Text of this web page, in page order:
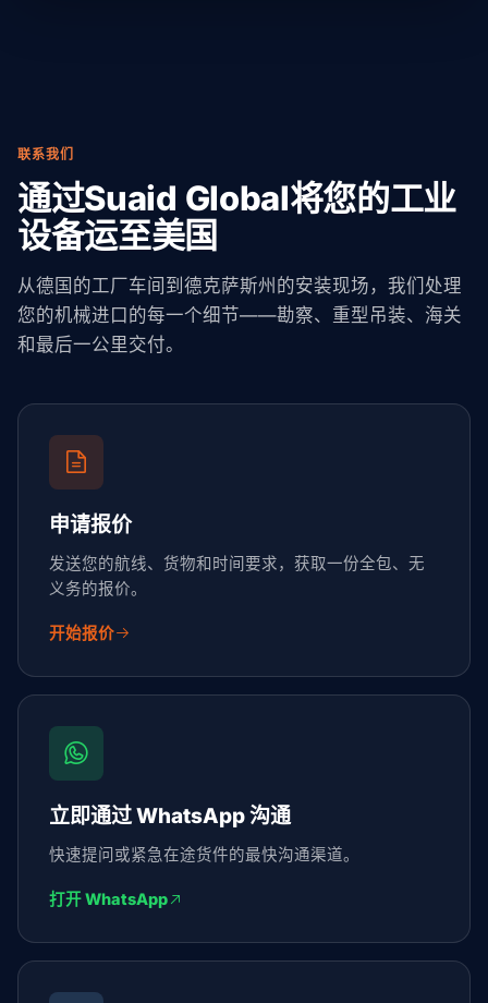
联系我们
通过Suaid Global将您的工业
设备运至美国
从德国的工厂车间到德克萨斯州的安装现场，我们处理
您的机械进口的每一个细节——勘察、重型吊装、海关
和最后一公里交付。
申请报价
发送您的航线、货物和时间要求，获取一份全包、无
义务的报价。
开始报价
立即通过 WhatsApp 沟通
快速提问或紧急在途货件的最快沟通渠道。
打开 WhatsApp